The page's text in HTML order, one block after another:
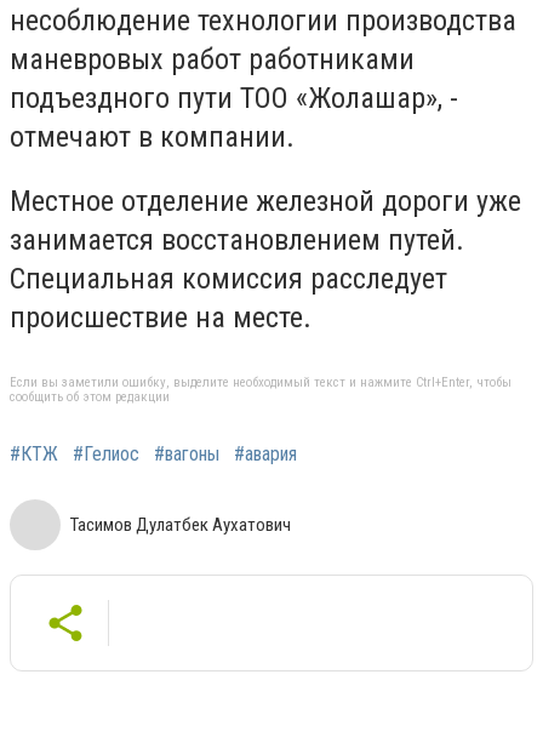
несоблюдение технологии производства
маневровых работ работниками
подъездного пути ТОО «Жолашар», -
отмечают в компании.
Местное отделение железной дороги уже
занимается восстановлением путей.
Специальная комиссия расследует
происшествие на месте.
Если вы заметили ошибку, выделите необходимый текст и нажмите Ctrl+Enter, чтобы
сообщить об этом редакции
#КТЖ #Гелиос #вагоны #авария
Тасимов Дулатбек Аухатович